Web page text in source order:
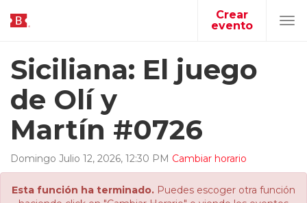
Crear
evento
Siciliana: El juego
de Olí y
Martín #0726
Domingo Julio 12, 2026, 12:30 PM Cambiar horario
Esta función ha terminado. Puedes escoger otra función